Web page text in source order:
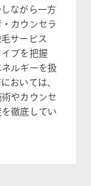
ながら一方
カウンセラ
サービス
プを把握
ルギーを扱
おいては、
やカウンセ
徹底してい